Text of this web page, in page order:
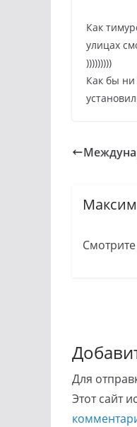
Как
улицах
)))))))))
Как бы ни
Для
Этот сайт